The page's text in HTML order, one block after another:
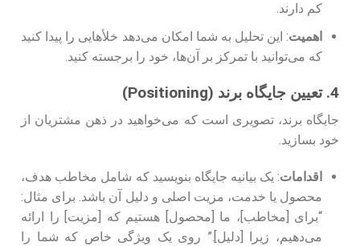
کم دارند.
اهمیت: این تحلیل به شما امکان می‌دهد خلأهایی را پیدا کنید
که می‌توانید با تمرکز بر آن‌ها، خود را برجسته کنید.
4. تعیین جایگاه برند (Positioning)
جایگاه برند، تصویری است که می‌خواهید در ذهن مشتریان از
خود بسازید.
اقدامات: یک بیانیه جایگاه بنویسید که شامل مخاطب هدف،
محصول یا خدمت، مزیت اصلی و دلیل آن باشد. برای مثال:
“برای [مخاطب]، ما [محصول] هستیم که [مزیت] را ارائه
می‌دهیم، زیرا [دلیل].” روی یک ویژگی خاص که شما را